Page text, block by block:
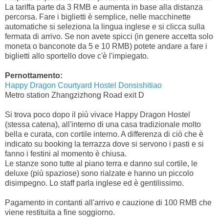
La tariffa parte da 3 RMB e aumenta in base alla distanza
percorsa. Fare i biglietti è semplice, nelle macchinette
automatiche si seleziona la lingua inglese e si clicca sulla
fermata di arrivo. Se non avete spicci (in genere accetta solo
moneta o banconote da 5 e 10 RMB) potete andare a fare i
biglietti allo sportello dove c'è l'impiegato.
Pernottamento:
Happy Dragon Courtyard Hostel Donsishitiao
Metro station Zhangzizhong Road exit D
Si trova poco dopo il più vivace Happy Dragon Hostel
(stessa catena), all'interno di una casa tradizionale molto
bella e curata, con cortile interno. A differenza di ciò che è
indicato su booking la terrazza dove si servono i pasti e si
fanno i festini al momento è chiusa.
Le stanze sono tutte al piano terra e danno sul cortile, le
deluxe (più spaziose) sono rialzate e hanno un piccolo
disimpegno. Lo staff parla inglese ed è gentilissimo.
Pagamento in contanti all'arrivo e cauzione di 100 RMB che
viene restituita a fine soggiorno.